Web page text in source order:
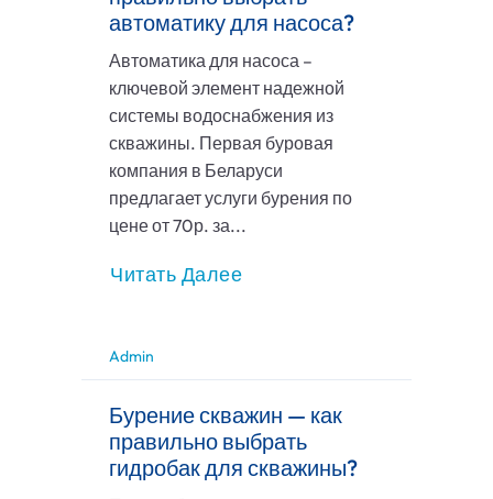
автоматику для насоса?
Автоматика для насоса –
ключевой элемент надежной
системы водоснабжения из
скважины. Первая буровая
компания в Беларуси
предлагает услуги бурения по
цене от 70р. за...
Читать Далее
Admin
Бурение скважин — как
правильно выбрать
гидробак для скважины?